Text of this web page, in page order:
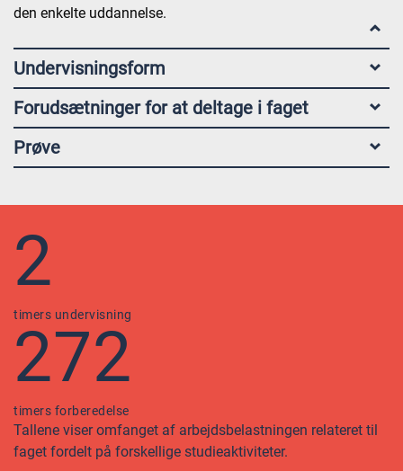
den enkelte uddannelse.
Undervisningsform
Forudsætninger for at deltage i faget
Prøve
2
timers undervisning
272
timers forberedelse
Tallene viser omfanget af arbejdsbelastningen relateret til
faget fordelt på forskellige studieaktiviteter.